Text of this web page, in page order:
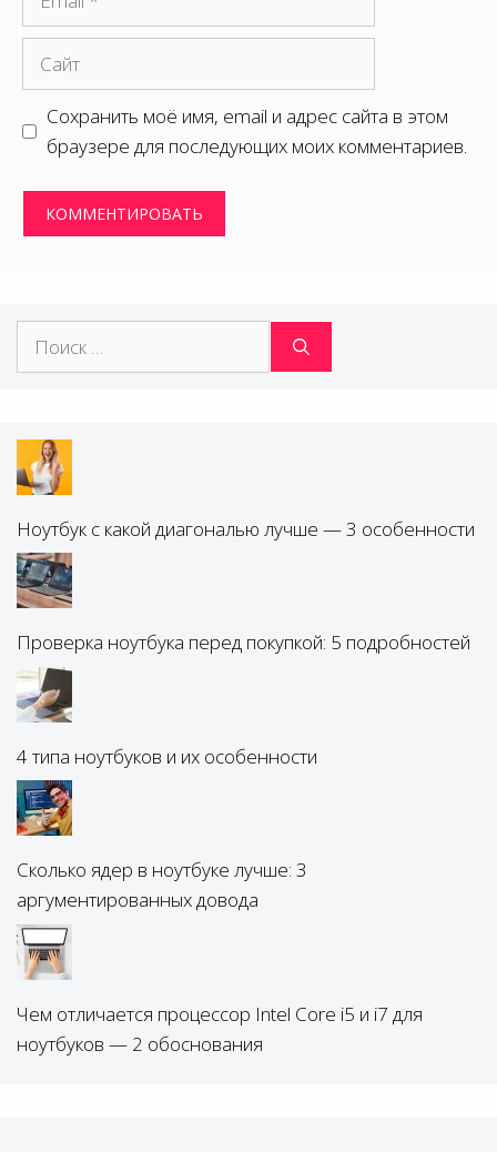
Сайт
Сохранить моё имя, email и адрес сайта в этом
браузере для последующих моих комментариев.
Ноутбук с какой диагональю лучше — 3 особенности
Проверка ноутбука перед покупкой: 5 подробностей
4 типа ноутбуков и их особенности
Сколько ядер в ноутбуке лучше: 3
аргументированных довода
Чем отличается процессор Intel Core i5 и i7 для
ноутбуков — 2 обоснования